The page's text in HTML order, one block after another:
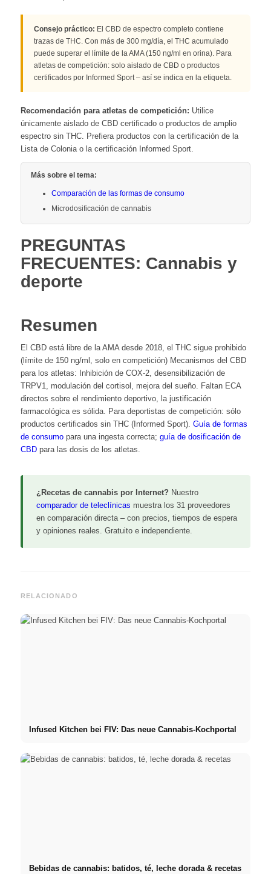
Consejo práctico: El CBD de espectro completo contiene
trazas de THC. Con más de 300 mg/día, el THC acumulado
puede superar el límite de la AMA (150 ng/ml en orina). Para
atletas de competición: solo aislado de CBD o productos
certificados por Informed Sport – así se indica en la etiqueta.
Recomendación para atletas de competición: Utilice
únicamente aislado de CBD certificado o productos de amplio
espectro sin THC. Prefiera productos con la certificación de la
Lista de Colonia o la certificación Informed Sport.
Más sobre el tema:
Comparación de las formas de consumo
Microdosificación de cannabis
PREGUNTAS
FRECUENTES: Cannabis y
deporte
Resumen
El CBD está libre de la AMA desde 2018, el THC sigue prohibido
(límite de 150 ng/ml, solo en competición) Mecanismos del CBD
para los atletas: Inhibición de COX-2, desensibilización de
TRPV1, modulación del cortisol, mejora del sueño. Faltan ECA
directos sobre el rendimiento deportivo, la justificación
farmacológica es sólida. Para deportistas de competición: sólo
productos certificados sin THC (Informed Sport). Guía de formas
de consumopara una ingesta correcta; guía de dosificación de
CBDpara las dosis de los atletas.
¿Recetas de cannabis por Internet? Nuestro
comparador de teleclínicas muestra los 31 proveedores
en comparación directa – con precios, tiempos de espera
y opiniones reales. Gratuito e independiente.
RELACIONADO
Infused Kitchen bei FIV: Das neue Cannabis-Kochportal
Bebidas de cannabis: batidos, té, leche dorada & recetas